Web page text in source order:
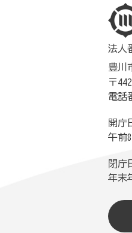
法人
豊川
〒
電話
開庁
午前
閉庁
年末